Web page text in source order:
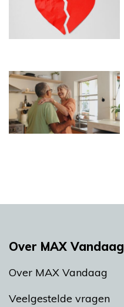
Over MAX Vandaag
Over MAX Vandaag
Veelgestelde vragen